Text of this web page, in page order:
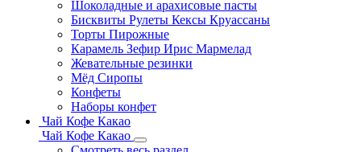
Шоколадные и арахисовые пасты
Бисквиты Рулеты Кексы Круассаны
Торты Пирожные
Карамель Зефир Ирис Мармелад
Жевательные резинки
Мёд Сиропы
Конфеты
Наборы конфет
Чай Кофе Какао
Чай Кофе Какао